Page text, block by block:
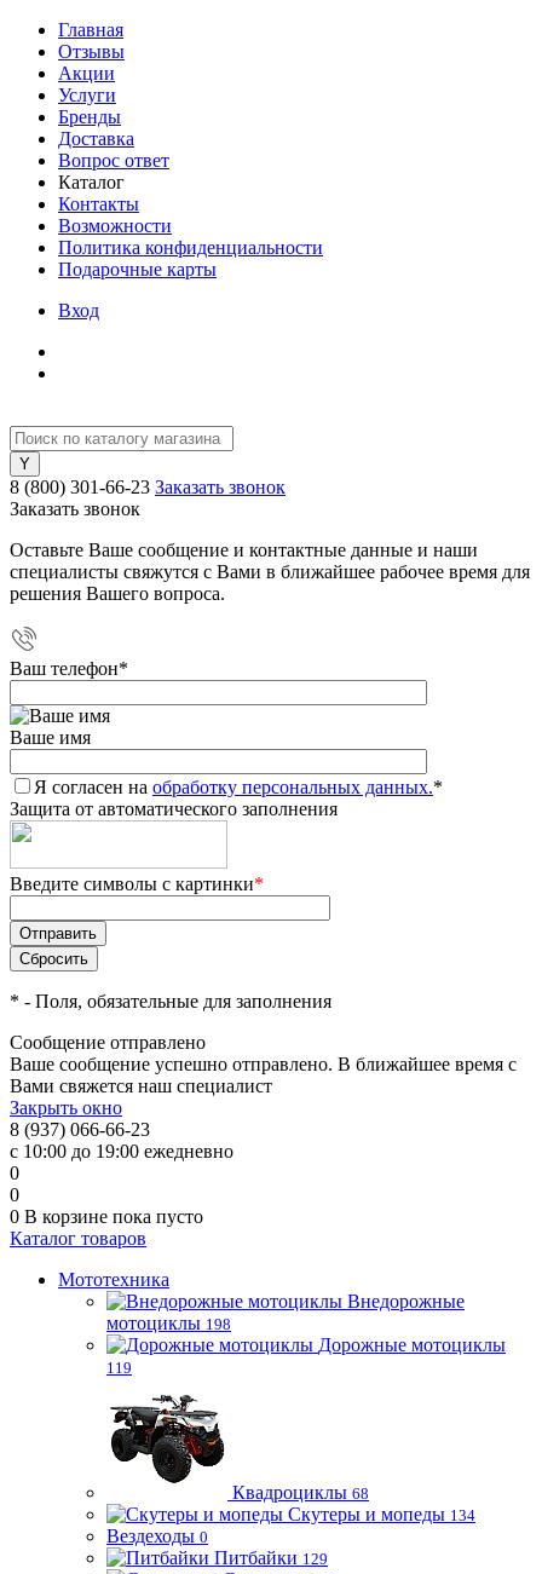
Главная
Отзывы
Акции
Услуги
Бренды
Доставка
Вопрос ответ
Каталог
Контакты
Возможности
Политика конфиденциальности
Подарочные карты
Вход
8 (800) 301-66-23 Заказать звонок
Заказать звонок
Оставьте Ваше сообщение и контактные данные и наши
специалисты свяжутся с Вами в ближайшее рабочее время для
решения Вашего вопроса.
Ваш телефон*
Ваше имя
Я согласен на обработку персональных данных.*
Защита от автоматического заполнения
Введите символы с картинки*
* - Поля, обязательные для заполнения
Сообщение отправлено
Ваше сообщение успешно отправлено. В ближайшее время с
Вами свяжется наш специалист
Закрыть окно
8 (937) 066-66-23
с 10:00 до 19:00 ежедневно
0
0
0 В корзине пока пусто
Каталог товаров
Мототехника
Внедорожные
мотоциклы 198
Дорожные мотоциклы
119
Квадроциклы 68
Скутеры и мопеды 134
Вездеходы 0
Питбайки 129